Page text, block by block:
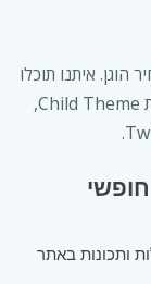
הוגן. איתנו תוכלו
לגדול ולצמוח לפי הצרכים שלכם. פיתוח באמצעות Child Theme,
ותכונות באתר